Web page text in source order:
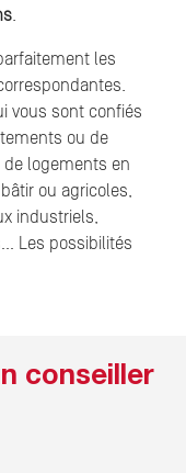
.
les
vous sont confiés
ou de
logements en
ou agricoles,
industriels,
Les possibilités
conseiller